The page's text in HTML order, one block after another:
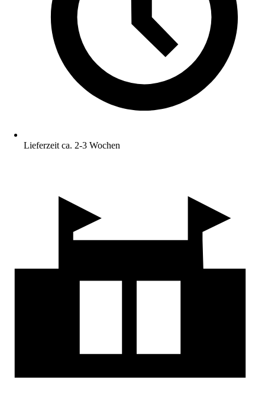
Lieferzeit ca. 2-3 Wochen